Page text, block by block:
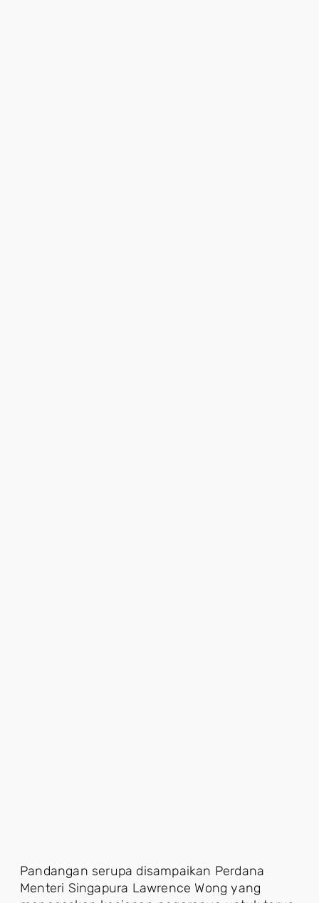
Pandangan serupa disampaikan Perdana
Menteri Singapura Lawrence Wong yang